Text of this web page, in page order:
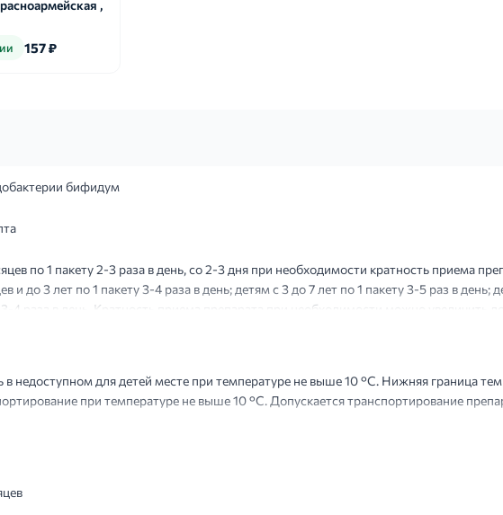
,
157 ₽
бифидум
по 1 пакету 2-3 раза в день, со 2-3 дня при необходимости кратность приема
и до 3 лет по 1 пакету 3-4 раза в день; детям с 3 до 7 лет по 1 пакету 3-5 раз в день;
3-4 раза в день. Кратность приема препарата при необходимости можно увеличить
можно повторить 2-3 раза, ка...
в недоступном для детей месте при температуре не выше 10 °С. Нижняя граница
при температуре не выше 10 °С. Допускается транспортирование